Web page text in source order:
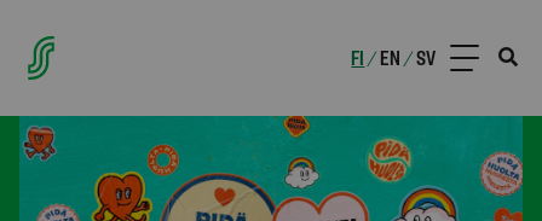
FI /EN /SV